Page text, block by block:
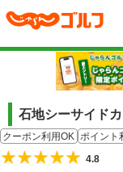
石地シーサイド
クーポン利用OK ポイント
4.8